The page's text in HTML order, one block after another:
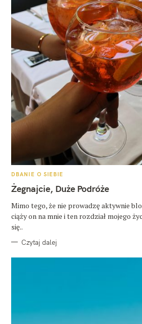
K
T
E
O
R
I
DBANIE O SIEBIE
Żegnajcie, Duże Podróże
Mimo tego, że nie prowadzę aktywnie
ciąży on na mnie i ten rozdział mojego
się..
Czytaj dalej